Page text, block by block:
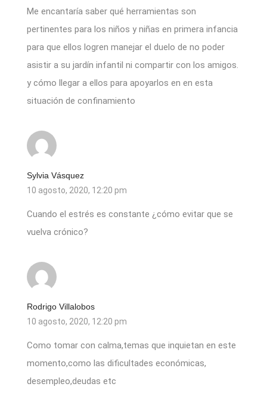
Me encantaría saber qué herramientas son
pertinentes para los niños y niñas en primera infancia
para que ellos logren manejar el duelo de no poder
asistir a su jardín infantil ni compartir con los amigos.
y cómo llegar a ellos para apoyarlos en en esta
situación de confinamiento
Sylvia Vásquez
10 agosto, 2020, 12:20 pm
Cuando el estrés es constante ¿cómo evitar que se
vuelva crónico?
Rodrigo Villalobos
10 agosto, 2020, 12:20 pm
Como tomar con calma,temas que inquietan en este
momento,como las dificultades económicas,
desempleo,deudas etc